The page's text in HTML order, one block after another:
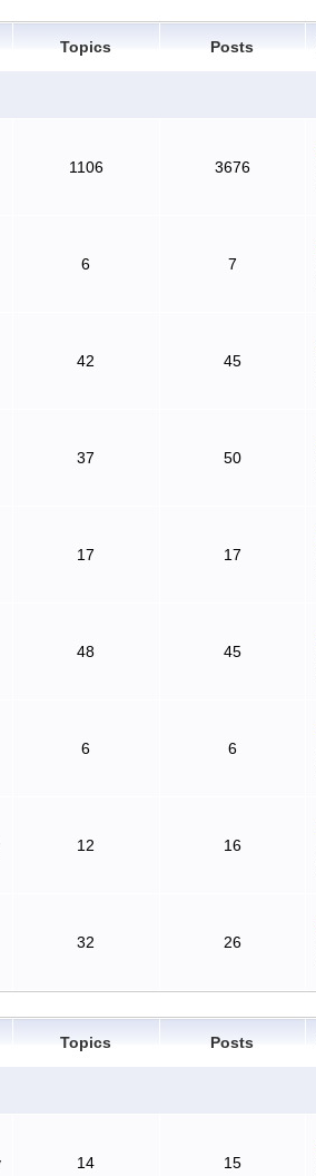
Topics Posts
1106 3676
6 7
42 45
37 50
17 17
48 45
6 6
12 16
32 26
Topics Posts
14 15